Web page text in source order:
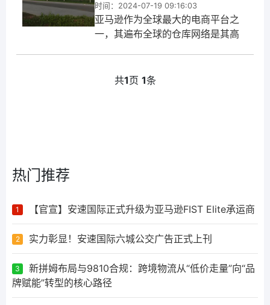
时间：2024-07-19 09:16:03
亚马逊作为全球最大的电商平台之
一，其遍布全球的仓库网络是其高
库不仅支持着美国本土的订单处
共1页 1条
热门推荐
1 【官宣】安速国际正式升级为亚马逊FIST Elite承运商
2 实力彰显！安速国际六城公交广告正式上刊
3
新拼姆布局与9810合规：跨境物流从“低价走量”向“品
牌赋能”转型的核心路径